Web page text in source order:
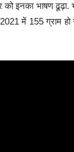
इनका भाषण ढूढ़ा.
में 155 ग्राम हो